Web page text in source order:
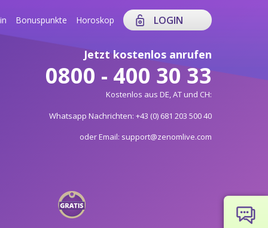
Bonuspunkte Horoskop LOGIN
Jetzt kostenlos anrufen
0800 - 400 30 33
Kostenlos aus DE, AT und CH:
Whatsapp Nachrichten: +43 (0) 681 203 500 40
oder Email: support@zenomlive.com